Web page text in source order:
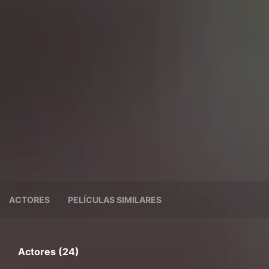
ACTORES PELÍCULAS SIMILARES
Actores (24)